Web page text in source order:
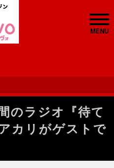
MENU
のラジオ『待て
カリがゲストで